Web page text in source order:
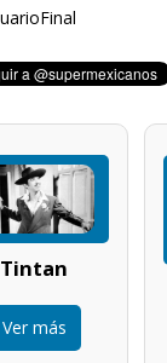
Tintan
Ver más